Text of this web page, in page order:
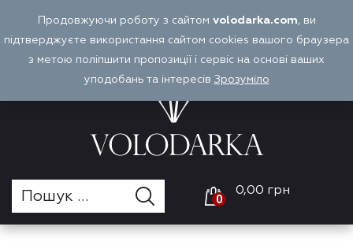
UA
Войти
Оплата і доставка
0
0,00 грн
Продовжуючи роботу з сайтом volodarka.com, ви
підтверджуєте використання сайтом cookies вашого браузера
з метою поліпшити пропозиції і сервіс на основі ваших
уподобань та інтересів Зрозуміло